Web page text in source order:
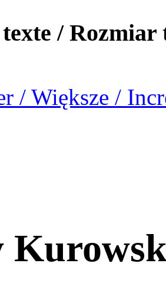
/ Rozmiar
/ Większe /